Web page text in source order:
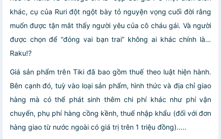
khác, cụ của Ruri đột ngột bày tỏ nguyện vọng cuối đời rằng
muốn được tận mắt thấy người yêu của cô cháu gái. Và người
được chọn để “đóng vai bạn trai” không ai khác chính là…
Raku!?
Giá sản phẩm trên Tiki đã bao gồm thuế theo luật hiện hành.
Bên cạnh đó, tuỳ vào loại sản phẩm, hình thức và địa chỉ giao
hàng mà có thể phát sinh thêm chi phí khác như phí vận
chuyển, phụ phí hàng cồng kềnh, thuế nhập khẩu (đối với đơn
hàng giao từ nước ngoài có giá trị trên 1 triệu đồng).....